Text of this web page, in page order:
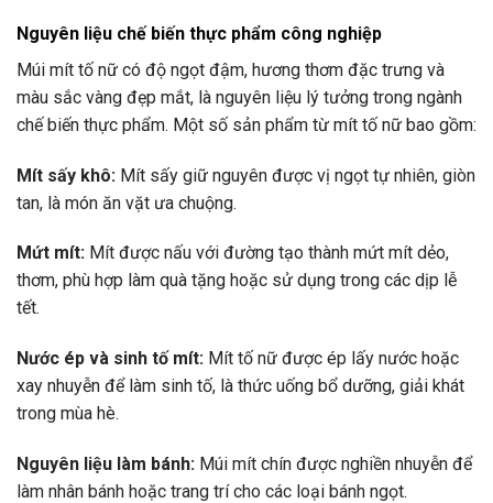
Nguyên liệu chế biến thực phẩm công nghiệp
Múi mít tố nữ có độ ngọt đậm, hương thơm đặc trưng và
màu sắc vàng đẹp mắt, là nguyên liệu lý tưởng trong ngành
chế biến thực phẩm. Một số sản phẩm từ mít tố nữ bao gồm:
Mít sấy khô: Mít sấy giữ nguyên được vị ngọt tự nhiên, giòn
tan, là món ăn vặt ưa chuộng.
Mứt mít: Mít được nấu với đường tạo thành mứt mít dẻo,
thơm, phù hợp làm quà tặng hoặc sử dụng trong các dịp lễ
tết.
Nước ép và sinh tố mít: Mít tố nữ được ép lấy nước hoặc
xay nhuyễn để làm sinh tố, là thức uống bổ dưỡng, giải khát
trong mùa hè.
Nguyên liệu làm bánh: Múi mít chín được nghiền nhuyễn để
làm nhân bánh hoặc trang trí cho các loại bánh ngọt.